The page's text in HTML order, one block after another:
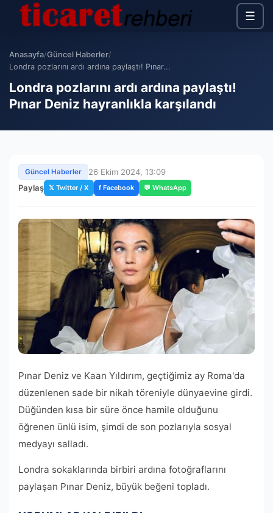
☰
Anasayfa/Güncel Haberler/
Londra pozlarını ardı ardına paylaştı! Pınar...
Londra pozlarını ardı ardına paylaştı!
Pınar Deniz hayranlıkla karşılandı
Güncel Haberler
26 Ekim 2024, 13:09
Paylaş 𝕏 Twitter / X f Facebook 💬 WhatsApp
Pınar Deniz ve Kaan Yıldırım, geçtiğimiz ay Roma'da
düzenlenen sade bir nikah töreniyle dünyaevine girdi.
Düğünden kısa bir süre önce hamile olduğunu
öğrenen ünlü isim, şimdi de son pozlarıyla sosyal
medyayı salladı.
Londra sokaklarında birbiri ardına fotoğraflarını
paylaşan Pınar Deniz, büyük beğeni topladı.